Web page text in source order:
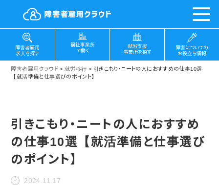
障害者雇用
求人を探す
福祉事業所
で働く
就労支援
事業所を探す
障害についての
お役立ち情報
障害者雇用クラウド>就労移行 > 引きこもり・ニートの人におすすめの仕事10選
【就活準備と仕事選びのポイント】
引きこもり・ニートの人におすすめ
の仕事10選【就活準備と仕事選び
のポイント】
2024.11.17